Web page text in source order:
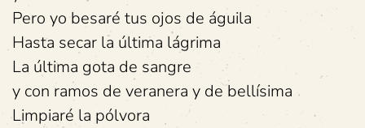
Pero yo besaré tus ojos de águila
Hasta secar la última lágrima
La última gota de sangre
y con ramos de veranera y de bellísima
Limpiaré la pólvora